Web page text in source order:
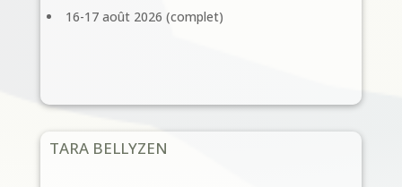
16-17 août 2026 (complet)
TARA BELLYZEN